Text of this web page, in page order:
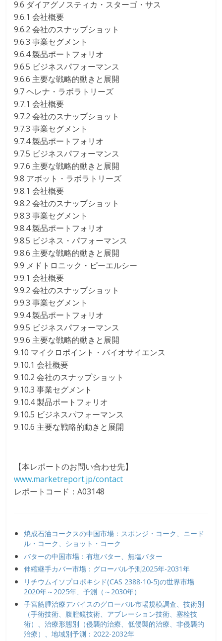
9.6 ダイアグノスティカ・スターゴ・サス
9.6.1 会社概要
9.6.2 会社のスナップショット
9.6.3 事業セグメント
9.6.4 製品ポートフォリオ
9.6.5 ビジネスパフォーマンス
9.6.6 主要な戦略的動きと展開
9.7 ヘレナ・ラボラトリーズ
9.7.1 会社概要
9.7.2 会社のスナップショット
9.7.3 事業セグメント
9.7.4 製品ポートフォリオ
9.7.5 ビジネスパフォーマンス
9.7.6 主要な戦略的動きと展開
9.8 アボット・ラボラトリーズ
9.8.1 会社概要
9.8.2 会社のスナップショット
9.8.3 事業セグメント
9.8.4 製品ポートフォリオ
9.8.5 ビジネス・パフォーマンス
9.8.6 主要な戦略的動きと展開
9.9 メドトロニック・ピーエルシー
9.9.1 会社概要
9.9.2 会社のスナップショット
9.9.3 事業セグメント
9.9.4 製品ポートフォリオ
9.9.5 ビジネスパフォーマンス
9.9.6 主要な戦略的動きと展開
9.10 マイクロポイント・バイオサイエンス
9.10.1 会社概要
9.10.2 会社のスナップショット
9.10.3 事業セグメント
9.10.4 製品ポートフォリオ
9.10.5 ビジネスパフォーマンス
9.10.6 主要な戦略的動きと展開
【本レポートのお問い合わせ先】
www.marketreport.jp/contact
レポートコード：A03148
焼成石油コークスの中国市場：スポンジ・コーク、ニード
ル・コーク、ショット・コーク
バターの中国市場：有塩バター、無塩バター
伸縮継手カバー市場：グローバル予測2025年-2031年
リチウムイソプロポキシド(CAS 2388-10-5)の世界市場
2020年～2025年、予測（～2030年）
子宮筋腫治療デバイスのグローバル市場規模調査、技術別
（手術技術、腹腔鏡技術、アブレーション技術、塞栓技
術）、治療形態別（侵襲的治療、低侵襲的治療、非侵襲的
治療）、地域別予測：2022-2032年